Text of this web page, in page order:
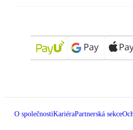
O společnostiKariéraPartnerská sekce